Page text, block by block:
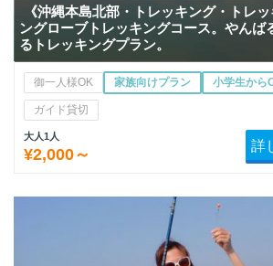
《沖縄本島北部・トレッキング・トレ
ングローブトレッキングコース。やんば
るトレッキングプラン。
御一人様OK 家族向けプラン 小学生から
ガイド貸切
大人1人
¥2,000～ 詳